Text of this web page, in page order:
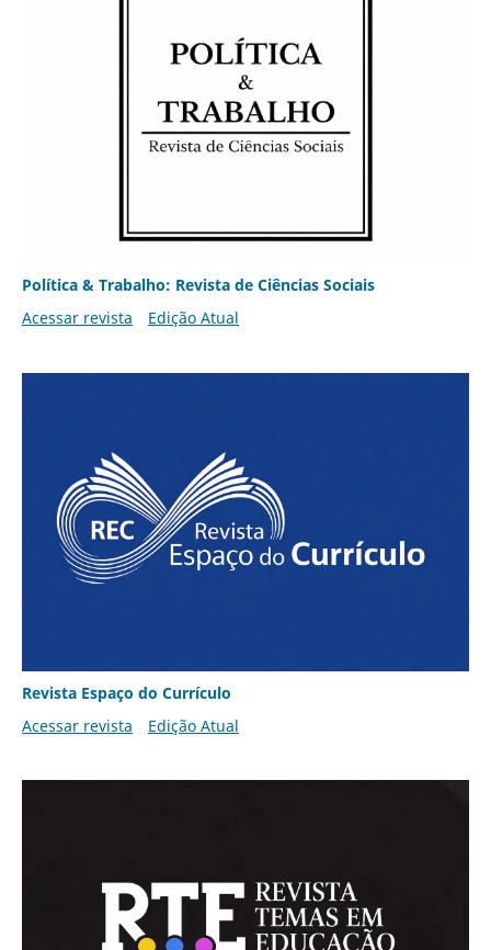
Política & Trabalho: Revista de Ciências Sociais
Acessar revista
Edição Atual
Revista Espaço do Currículo
Acessar revista
Edição Atual